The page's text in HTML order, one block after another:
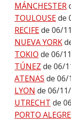
MÁNCHESTER
TOULOUSEde
RECIFEde 06/
NUEVA YORK
TOKIO de 06/
TÚNEZ de 06/
ATENAS de 06/
LYON de 06/
UTRECHT de
PORTO ALEGRE